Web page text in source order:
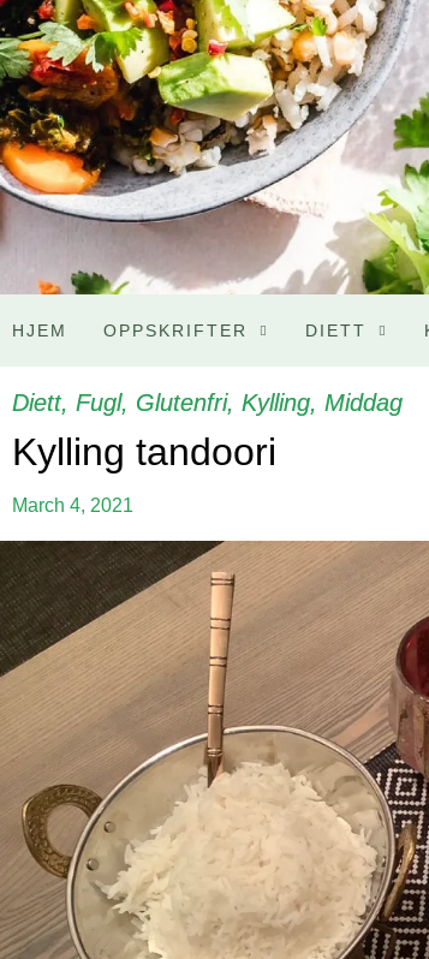
HJEM OPPSKRIFTER DIETT
Diett, Fugl, Glutenfri, Kylling, Middag
Kylling tandoori
March 4, 2021